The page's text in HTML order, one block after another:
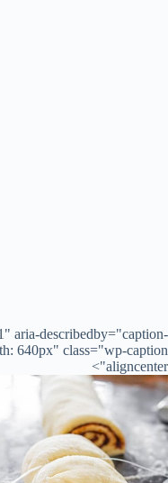
aria-describedby="caption-
640px" class="wp-caption
aligncenter">